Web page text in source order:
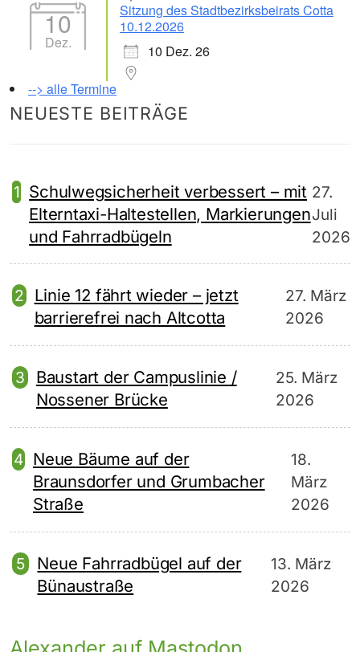
10
Dez.
Sitzung des Stadtbezirksbeirats Cotta
10.12.2026
10 Dez. 26
--> alle Termine
NEUESTE BEITRÄGE
Schulwegsicherheit verbessert – mit
Elterntaxi-Haltestellen, Markierungen
und Fahrradbügeln
27.
Juli
2026
Linie 12 fährt wieder – jetzt
barrierefrei nach Altcotta
27. März
2026
Baustart der Campuslinie /
Nossener Brücke
25. März
2026
Neue Bäume auf der
Braunsdorfer und Grumbacher
Straße
18.
März
2026
Neue Fahrradbügel auf der
Bünaustraße
13. März
2026